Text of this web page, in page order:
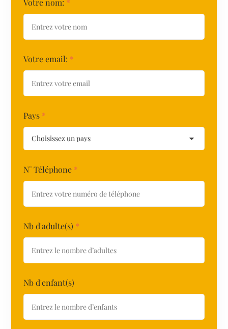
Votre nom: *
Votre email: *
Pays *
N° Téléphone *
Nb d'adulte(s) *
Nb d'enfant(s)